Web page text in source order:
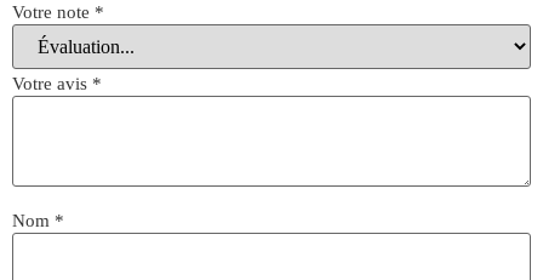
Votre note *
Votre avis *
Nom *